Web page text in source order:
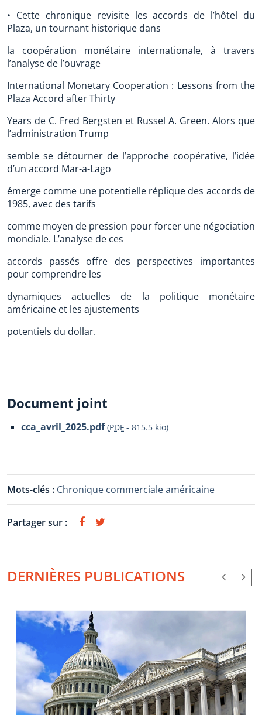
• Cette chronique revisite les accords de l’hôtel du
Plaza, un tournant historique dans
la coopération monétaire internationale, à travers
l’analyse de l’ouvrage
International Monetary Cooperation : Lessons from the
Plaza Accord after Thirty
Years de C. Fred Bergsten et Russel A. Green. Alors que
l’administration Trump
semble se détourner de l’approche coopérative, l’idée
d’un accord Mar-a-Lago
émerge comme une potentielle réplique des accords de
1985, avec des tarifs
comme moyen de pression pour forcer une négociation
mondiale. L’analyse de ces
accords passés offre des perspectives importantes
pour comprendre les
dynamiques actuelles de la politique monétaire
américaine et les ajustements
potentiels du dollar.
Document joint
cca_avril_2025.pdf (PDF - 815.5 kio)
Mots-clés : Chronique commerciale américaine
Partager sur :
DERNIÈRES PUBLICATIONS